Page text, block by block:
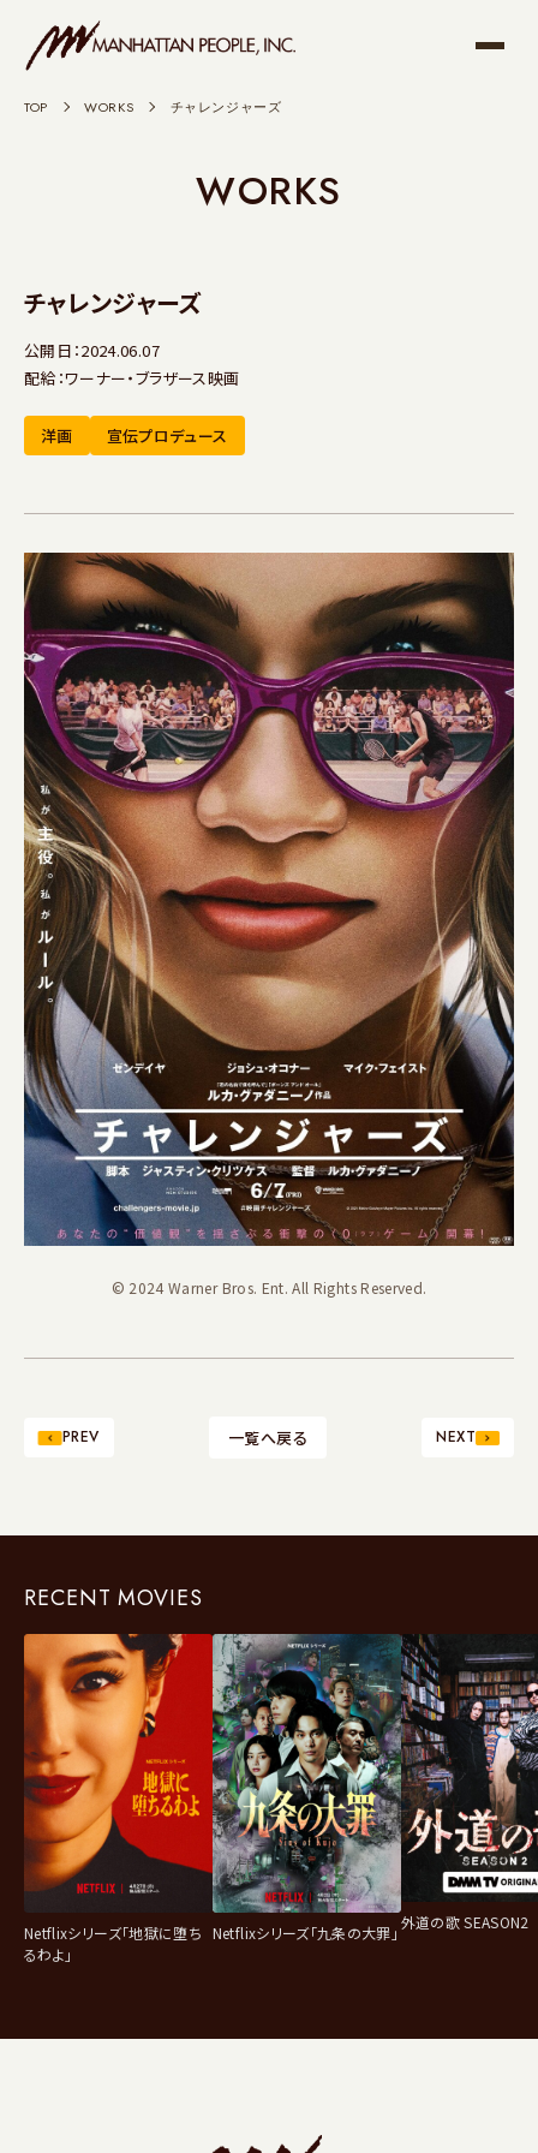
TOP > WORKS > チャレンジャーズ
WORKS
チャレンジャーズ
公開日：2024.06.07
配給：ワーナー・ブラザース映画
洋画 宣伝プロデュース
© 2024 Warner Bros. Ent. All Rights Reserved.
PREV 一覧へ戻る NEXT
RECENT MOVIES
Netflixシリーズ「地獄に堕ち
るわよ」
Netflixシリーズ「九条の大罪」
外道の歌 SEASON2